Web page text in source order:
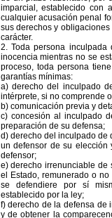
imparcial, establecido con
cualquier acusación penal
sus derechos y
carácter.
2. Toda persona
inocencia mientras no se
proceso, toda persona
garantías mínimas:
a) derecho del inculpado
intérprete, si no comprende
b) comunicación previa y
c) concesión al inculpado
preparación de su defensa;
d) derecho del inculpado de
un defensor de su elección
defensor;
e) derecho irrenunciable de
el Estado, remunerado o
se defendiere por sí
establecido por la ley;
f) derecho de la defensa de
y de obtener la